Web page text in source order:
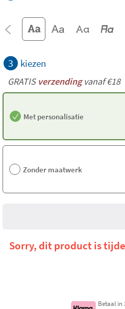
3 kiezen
GRATISverzendingvanaf €18
Met personalisatie
Zonder maatwerk
Sorry, dit product is
Betaal in